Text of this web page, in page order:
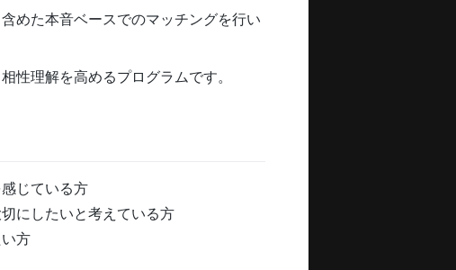
めた本音ベースでのマッチングを行い
性理解を高めるプログラムです。
じている方
にしたいと考えている方
方